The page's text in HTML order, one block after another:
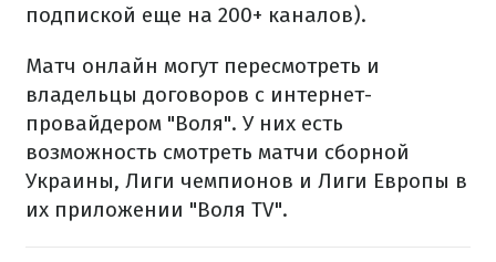
подпиской еще на 200+ каналов).
Матч онлайн могут пересмотреть и
владельцы договоров с интернет-
провайдером "Воля". У них есть
возможность смотреть матчи сборной
Украины, Лиги чемпионов и Лиги Европы в
их приложении "Воля TV".